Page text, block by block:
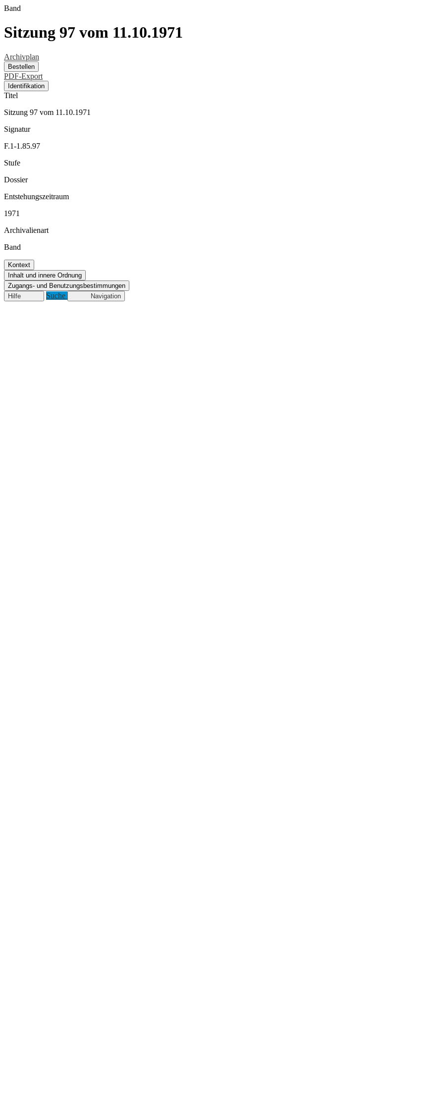
Band
Sitzung 97 vom 11.10.1971
Archivplan
Bestellen
PDF-Export
Identifikation
Titel
Sitzung 97 vom 11.10.1971
Signatur
F.1-1.85.97
Stufe
Dossier
Entstehungszeitraum
1971
Archivalienart
Band
Kontext
Inhalt und innere Ordnung
Zugangs- und Benutzungsbestimmungen
Hilfe
Suche Navigation